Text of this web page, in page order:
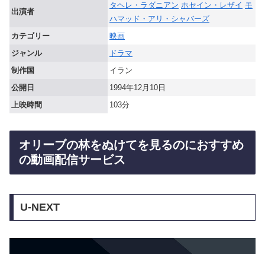
出演者
タヘレ・ラダニアン ホセイン・レザイ モ
ハマッド・アリ・シャバーズ
カテゴリー
映画
ジャンル
ドラマ
制作国
イラン
公開日
1994年12月10日
上映時間
103分
オリーブの林をぬけてを見るのにおすすめ
の動画配信サービス
U-NEXT